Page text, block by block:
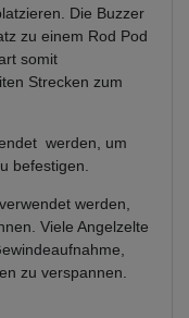
Die Buzzer
zu einem Rod Pod
somit
Strecken zum
werden, um
befestigen.
werden,
Viele Angelzelte
zu verspannen.